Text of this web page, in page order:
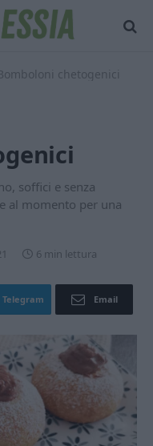
chetogenici
soffici e senza
al momento per una
6 min lettura
Telegram Email